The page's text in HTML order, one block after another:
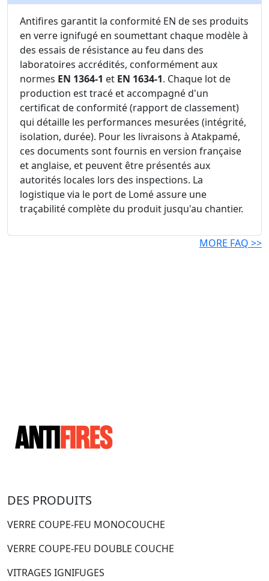
Antifires garantit la conformité EN de ses produits
en verre ignifugé en soumettant chaque modèle à
des essais de résistance au feu dans des
laboratoires accrédités, conformément aux
normes EN 1364-1 et EN 1634-1. Chaque lot de
production est tracé et accompagné d'un
certificat de conformité (rapport de classement)
qui détaille les performances mesurées (intégrité,
isolation, durée). Pour les livraisons à Atakpamé,
ces documents sont fournis en version française
et anglaise, et peuvent être présentés aux
autorités locales lors des inspections. La
logistique via le port de Lomé assure une
traçabilité complète du produit jusqu'au chantier.
MORE FAQ >>
DES PRODUITS
VERRE COUPE-FEU MONOCOUCHE
VERRE COUPE-FEU DOUBLE COUCHE
VITRAGES IGNIFUGES